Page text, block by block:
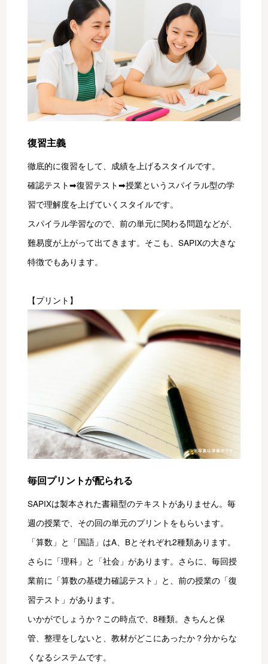
復習主義
徹底的に復習をして、成績を上げるスタイルです。
確認テスト➡復習テスト➡授業というスパイラル型の学
習で理解度を上げていくスタイルです。
スパイラル学習なので、前の単元に関わる問題などが、
難易度が上がって出てきます。そこも、SAPIXの大きな
特徴でもあります。
【プリント】
毎回プリントが配られる
SAPIXは製本された書籍型のテキストがありません。毎
週の授業で、その回の単元のプリントをもらいます。
「算数」と「国語」はA、Bとそれぞれ2種類あります。
さらに「理科」と「社会」があります。さらに、毎回授
業前に「算数の基礎力確認テスト」と、前の授業の「復
習テスト」があります。
いかがでしょうか？この時点で、8種類。きちんと保
管、整理をしないと、教材がどこにあったか？分からな
くなるシステムです。